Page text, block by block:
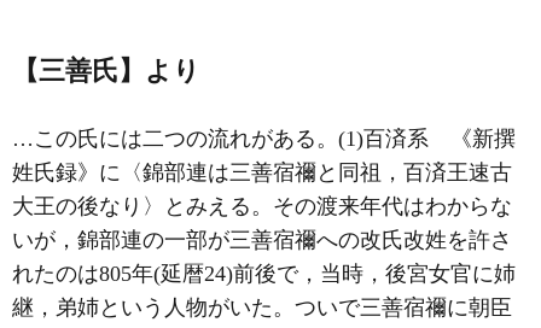
【三善氏】より
…この氏には二つの流れがある。(1)百済系 《新撰
姓氏録》に〈錦部連は三善宿禰と同祖，百済王速古
大王の後なり〉とみえる。その渡来年代はわからな
いが，錦部連の一部が三善宿禰への改氏改姓を許さ
れたのは805年(延暦24)前後で，当時，後宮女官に姉
継，弟姉という人物がいた。ついで三善宿禰に朝臣